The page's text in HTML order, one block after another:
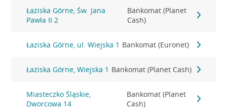
Łaziska Górne, Św. Jana
Pawła II 2
Bankomat (Planet
Cash)
Łaziska Górne, ul. Wiejska 1 Bankomat (Euronet)
Łaziska Górne, Wiejska 1 Bankomat (Planet Cash)
Miasteczko Śląskie,
Dworcowa 14
Bankomat (Planet
Cash)